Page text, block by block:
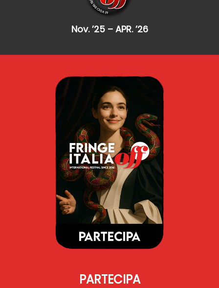
Nov. ’25 – APR. ’26
PARTECIPA